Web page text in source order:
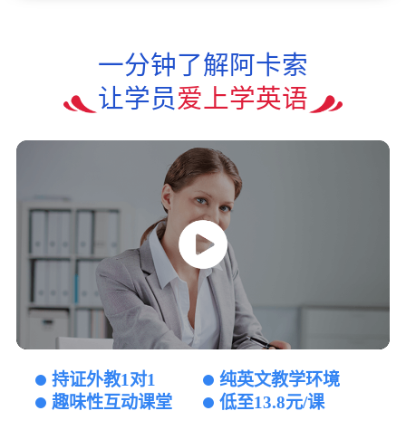
一分钟了解阿卡索
让学员爱上学英语
持证外教1对1
纯英文教学环境
趣味性互动课堂
低至13.8元/课